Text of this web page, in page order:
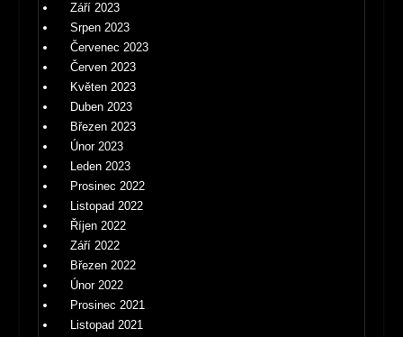
Září 2023
Srpen 2023
Červenec 2023
Červen 2023
Květen 2023
Duben 2023
Březen 2023
Únor 2023
Leden 2023
Prosinec 2022
Listopad 2022
Říjen 2022
Září 2022
Březen 2022
Únor 2022
Prosinec 2021
Listopad 2021